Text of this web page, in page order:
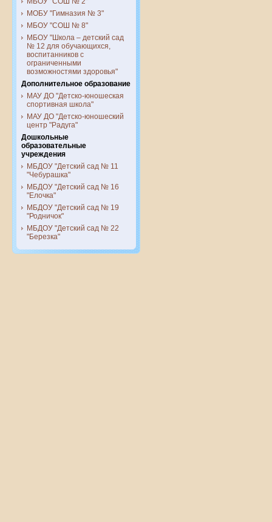
МОБУ "Гимназия № 3"
МБОУ "СОШ № 8"
МБОУ "Школа – детский сад
№ 12 для обучающихся,
воспитанников с
ограниченными
возможностями здоровья"
Дополнительное образование
МАУ ДО "Детско-юношеская
спортивная школа"
МАУ ДО "Детско-юношеский
центр "Радуга"
Дошкольные
образовательные
учреждения
МБДОУ "Детский сад № 11
"Чебурашка"
МБДОУ "Детский сад № 16
"Елочка"
МБДОУ "Детский сад № 19
"Родничок"
МБДОУ "Детский сад № 22
"Березка"